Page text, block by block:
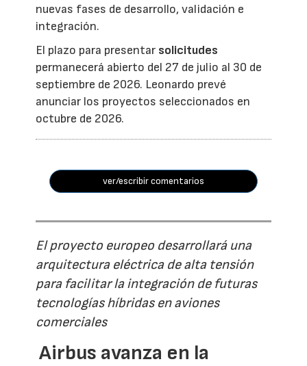
nuevas fases de desarrollo, validación e
integración.
El plazo para presentar solicitudes
permanecerá abierto del 27 de julio al 30 de
septiembre de 2026. Leonardo prevé
anunciar los proyectos seleccionados en
octubre de 2026.
ver/escribir comentarios
El proyecto europeo desarrollará una
arquitectura eléctrica de alta tensión
para facilitar la integración de futuras
tecnologías híbridas en aviones
comerciales
Airbus avanza en la